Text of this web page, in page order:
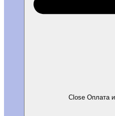
Close Оплата